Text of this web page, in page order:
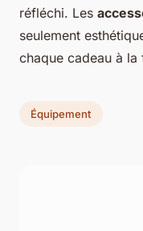
réfléchi. Les
seulement
chaque cadeau à
Équipement